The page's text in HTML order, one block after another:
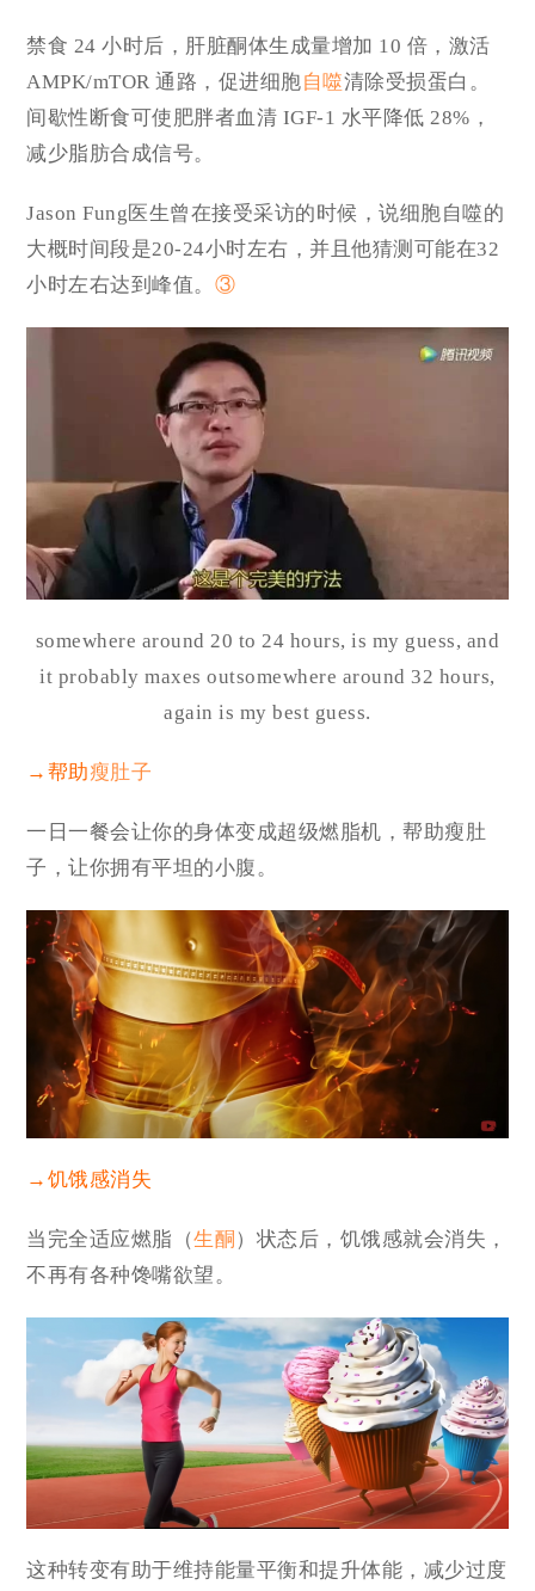
禁食 24 小时后，肝脏酮体生成量增加 10 倍 ，激活
AMPK/mTOR 通路，促进细胞自噬清除受损蛋白。
间歇性断食可使肥胖者血清 IGF-1 水平降低 28% ，
减少脂肪合成信号。
Jason Fung医生曾在接受采访的时候，说细胞自噬的
大概时间段是20-24小时左右，并且他猜测可能在32
小时左右达到峰值。 ③
somewhere around 20 to 24 hours, is my guess, and
it probably maxes outsomewhere around 32 hours,
again is my best guess.
→帮助瘦肚子
一日一餐会让你的身体变成超级燃脂机，帮助瘦肚
子，让你拥有平坦的小腹。
→饥饿感消失
当完全适应燃脂（生酮 ）状态后，饥饿感就会消失，
不再有各种馋嘴欲望。
这种转变有助于维持能量平衡和提升体能，减少过度